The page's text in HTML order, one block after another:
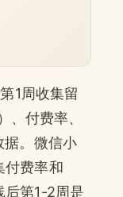
1周收集留
、付费率、
据。微信小
付费率和
后第1-2周是